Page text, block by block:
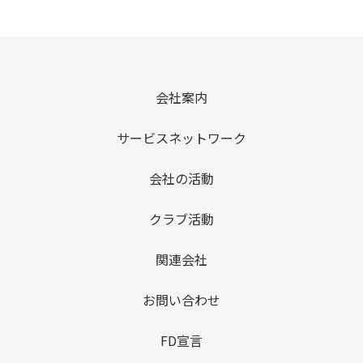
会社案内
サービスネットワーク
会社の活動
クラブ活動
関連会社
お問い合わせ
FD宣言